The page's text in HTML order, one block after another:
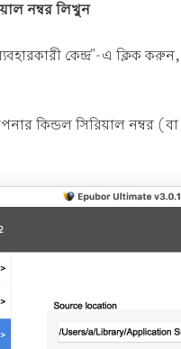
নম্বর লিখুন
কেন্দ্র"-এ ক্লিক
কিন্ডল সিরিয়াল নম্বর